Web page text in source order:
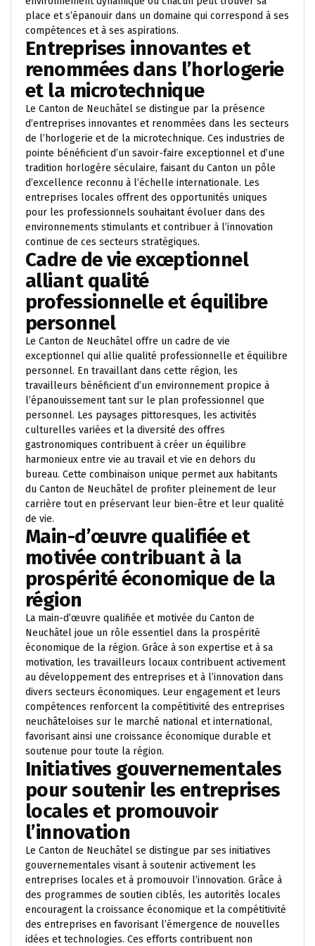
place et s’épanouir dans un domaine qui correspond à ses
compétences et à ses aspirations.
Entreprises innovantes et
renommées dans l’horlogerie
et la microtechnique
Le Canton de Neuchâtel se distingue par la présence
d’entreprises innovantes et renommées dans les secteurs
de l’horlogerie et de la microtechnique. Ces industries de
pointe bénéficient d’un savoir-faire exceptionnel et d’une
tradition horlogère séculaire, faisant du Canton un pôle
d’excellence reconnu à l’échelle internationale. Les
entreprises locales offrent des opportunités uniques
pour les professionnels souhaitant évoluer dans des
environnements stimulants et contribuer à l’innovation
continue de ces secteurs stratégiques.
Cadre de vie exceptionnel
alliant qualité
professionnelle et équilibre
personnel
Le Canton de Neuchâtel offre un cadre de vie
exceptionnel qui allie qualité professionnelle et équilibre
personnel. En travaillant dans cette région, les
travailleurs bénéficient d’un environnement propice à
l’épanouissement tant sur le plan professionnel que
personnel. Les paysages pittoresques, les activités
culturelles variées et la diversité des offres
gastronomiques contribuent à créer un équilibre
harmonieux entre vie au travail et vie en dehors du
bureau. Cette combinaison unique permet aux habitants
du Canton de Neuchâtel de profiter pleinement de leur
carrière tout en préservant leur bien-être et leur qualité
de vie.
Main-d’œuvre qualifiée et
motivée contribuant à la
prospérité économique de la
région
La main-d’œuvre qualifiée et motivée du Canton de
Neuchâtel joue un rôle essentiel dans la prospérité
économique de la région. Grâce à son expertise et à sa
motivation, les travailleurs locaux contribuent activement
au développement des entreprises et à l’innovation dans
divers secteurs économiques. Leur engagement et leurs
compétences renforcent la compétitivité des entreprises
neuchâteloises sur le marché national et international,
favorisant ainsi une croissance économique durable et
soutenue pour toute la région.
Initiatives gouvernementales
pour soutenir les entreprises
locales et promouvoir
l’innovation
Le Canton de Neuchâtel se distingue par ses initiatives
gouvernementales visant à soutenir activement les
entreprises locales et à promouvoir l’innovation. Grâce à
des programmes de soutien ciblés, les autorités locales
encouragent la croissance économique et la compétitivité
des entreprises en favorisant l’émergence de nouvelles
idées et technologies. Ces efforts contribuent non